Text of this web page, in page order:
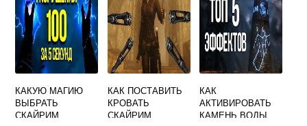
КАКУЮ МАГИЮ
ВЫБРАТЬ
СКАЙРИМ
КАК ПОСТАВИТЬ
КРОВАТЬ
СКАЙРИМ
КАК
АКТИВИРОВАТЬ
КАМЕНЬ ВОДЫ